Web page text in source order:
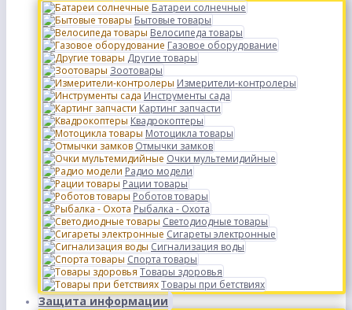
Батареи солнечные
Бытовые товары
Велосипеда товары
Газовое оборудование
Другие товары
Зоотовары
Измерители-контролеры
Инструменты сада
Картинг запчасти
Квадрокоптеры
Мотоцикла товары
Отмычки замков
Очки мультемидийные
Радио модели
Рации товары
Роботов товары
Рыбалка - Охота
Светодиодные товары
Сигареты электронные
Сигнализация воды
Спорта товары
Товары здоровья
Товары при бетствиях
Защита информации